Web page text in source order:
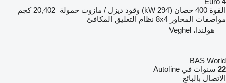
القوة 400 حصان (294 kW) وقود ديزل / مازوت حمولة 20,402 كجم
مواصفات المحاور 8x4 نظام التعليق المكافئ
هولندا، Veghel
BAS World
22 سنوات في Autoline
الاتصال بالبائع